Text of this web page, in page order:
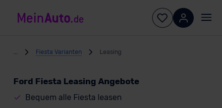
Fiesta Varianten Leasing
Ford Fiesta Leasing Angebote
Bequem alle Fiesta leasen